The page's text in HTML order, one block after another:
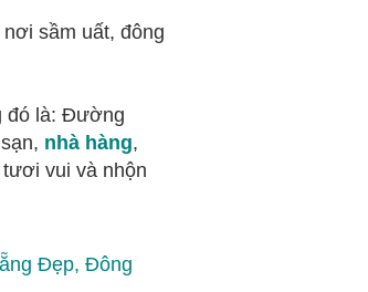
sầm uất, đông
đó là: Đường
nhà hàng,
vui và nhộn
Đẹp, Đông